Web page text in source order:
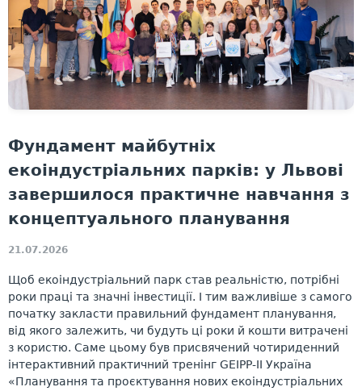
21.07.2026
Фундамент майбутніх
екоіндустріальних парків: у Львові
завершилося практичне навчання з
концептуального планування
Щоб екоіндустріальний парк став реальністю, потрібні
роки праці та значні інвестиції. І тим важливіше з самого
початку закласти правильний фундамент планування,
від якого залежить, чи будуть ці роки й кошти витрачені
з користю. Саме цьому був присвячений чотириденний
інтерактивний практичний тренінг GEIPP-II Україна
«Планування та проєктування нових екоіндустріальних